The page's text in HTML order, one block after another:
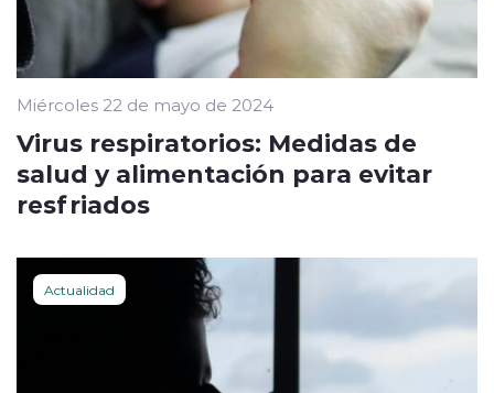
Miércoles 22 de mayo de 2024
Virus respiratorios: Medidas de
salud y alimentación para evitar
resfriados
Actualidad